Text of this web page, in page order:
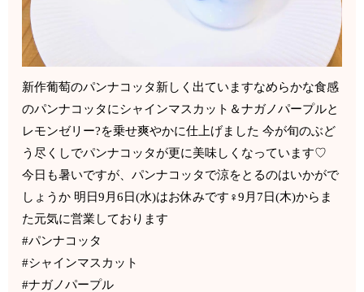
新作葡萄のパンナコッタ新しく出ていますなめらかな食感
のパンナコッタにシャインマスカット＆ナガノパープルと
レモンゼリー?を乗せ爽やかに仕上げました 今が旬のぶど
う尽くしでパンナコッタが更に美味しくなっています♡
今日も暑いですが、パンナコッタで涼をとるのはいかがで
しょうか 明日9月6日(水)はお休みです‍♀️9月7日(木)からま
た元気に営業しております
#パンナコッタ
#シャインマスカット
#ナガノパープル